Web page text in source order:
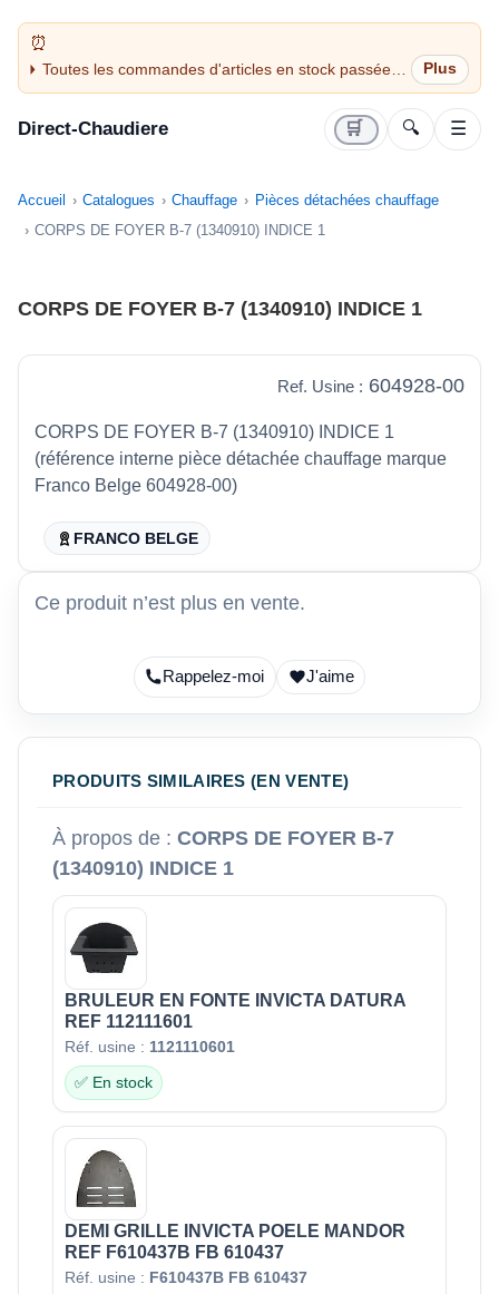
Toutes les commandes d'articles en stock passées
avant 14H sont expédiées le jour même (jours
Direct-Chaudiere 🛒 🔍 ☰
Accueil Catalogues Chauffage
Pièces détachées chauffage
CORPS DE FOYER B-7 (1340910) INDICE 1
CORPS DE FOYER B-7 (1340910) INDICE 1
Ref. Usine : 604928-00
CORPS DE FOYER B-7 (1340910) INDICE 1
(référence interne pièce détachée chauffage marque
Franco Belge 604928-00)
FRANCO BELGE
Ce produit n’est plus en vente.
Rappelez-moi J'aime
PRODUITS SIMILAIRES (EN VENTE)
À propos de : CORPS DE FOYER B-7
(1340910) INDICE 1
BRULEUR EN FONTE INVICTA DATURA
REF 112111601
Réf. usine : 1121110601
✅ En stock
DEMI GRILLE INVICTA POELE MANDOR
REF F610437B FB 610437
Réf. usine : F610437B FB 610437